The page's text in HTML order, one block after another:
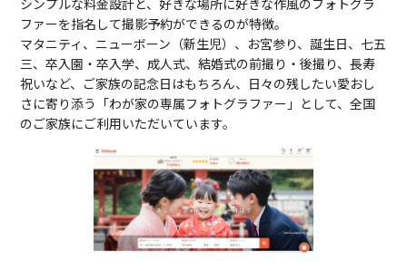
シンプルな料金設計と、好きな場所に好きな作風のフォトグラ
ファーを指名して撮影予約ができるのが特徴。
マタニティ、ニューボーン（新生児）、お宮参り、誕生日、七五
三、卒入園・卒入学、成人式、結婚式の前撮り・後撮り、長寿
祝いなど、ご家族の記念日はもちろん、日々の残したい愛おし
さに寄り添う「わが家の専属フォトグラファー」として、全国
のご家族にご利用いただいています。